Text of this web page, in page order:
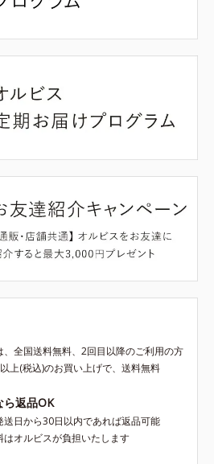
、全国送料無料、2回目以降のご利用の方
上(税込)のお買い上げで、送料無料
ら返品OK
送日から30日以内であれば返品可能
オルビスが負担いたします